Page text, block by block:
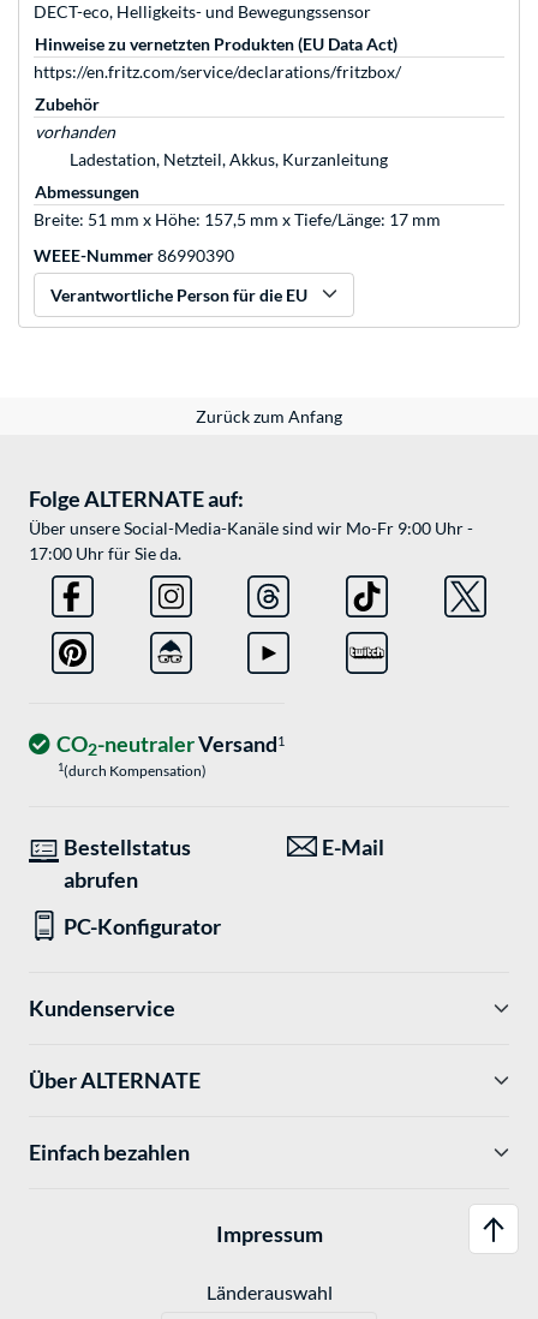
DECT-eco, Helligkeits- und Bewegungssensor
Hinweise zu vernetzten Produkten (EU Data Act)
https://en.fritz.com/service/declarations/fritzbox/
Zubehör
vorhanden
Ladestation, Netzteil, Akkus, Kurzanleitung
Abmessungen
Breite: 51 mm x Höhe: 157,5 mm x Tiefe/Länge: 17 mm
WEEE-Nummer86990390
Verantwortliche Person für die EU
Zurück zum Anfang
Folge ALTERNATE auf:
Über unsere Social-Media-Kanäle sind wir Mo-Fr 9:00 Uhr -
17:00 Uhr für Sie da.
CO2-neutralerVersand1
1(durch Kompensation)
Bestellstatus
abrufen
E-Mail
PC-Konfigurator
Kundenservice
Über ALTERNATE
Einfach bezahlen
Impressum
Länderauswahl